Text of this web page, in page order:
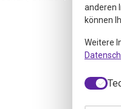
anderen
können
Weitere